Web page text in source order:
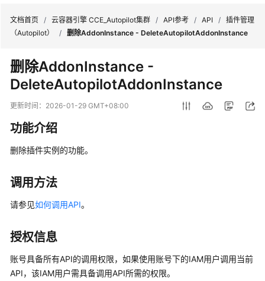
最
新
态
服
公
品
绍
文档首页 / 云容器引擎 CCE_Autopilot集群 / API参考 / API / 插件管理
（Autopilot）
/ 删除AddonInstance - DeleteAutopilotAddonInstance
删除AddonInstance -
DeleteAutopilotAddonInstance
更新时间： 2026-01-29 GMT+08:00
功能介绍
删除插件实例的功能。
调用方法
请参见如何调用API。
授权信息
账号具备所有API的调用权限，如果使用账号下的IAM用户调用当前
API，该IAM用户需具备调用API所需的权限。